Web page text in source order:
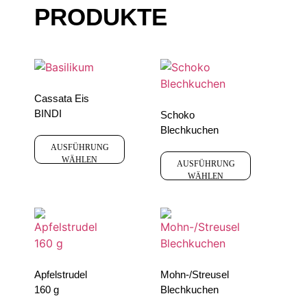
PRODUKTE
Cassata Eis
BINDI
AUSFÜHRUNG
WÄHLEN
Schoko
Blechkuchen
AUSFÜHRUNG
WÄHLEN
Apfelstrudel
160 g
Mohn-/Streusel
Blechkuchen